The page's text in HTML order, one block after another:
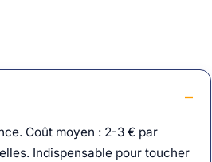
Coût moyen : 2-3 € par
Indispensable pour toucher